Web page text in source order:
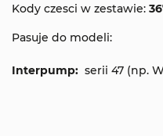
Kody czesci w zestawie:
Pasuje do modeli:
Interpump: serii 47 (np.